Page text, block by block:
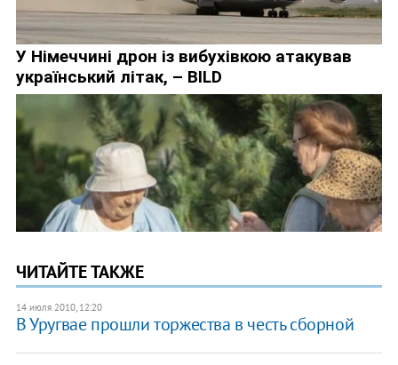
ЧИТАЙТЕ ТАКЖЕ
14 июля 2010, 12:20
В Уругвае прошли торжества в честь сборной